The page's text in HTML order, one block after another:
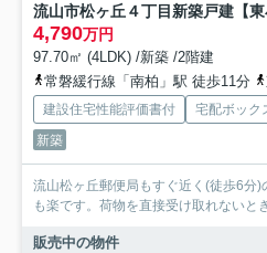
流山市松ヶ丘４丁目新築戸建【東
4,790万円
97.70㎡ (4LDK) /新築 /2階建
常磐緩行線「南柏」駅 徒歩11分
建設住宅性能評価書付 宅配ボック
新築
流山松ヶ丘郵便局もすぐ近く(徒歩6分
も楽です。荷物を直接受け取れないと
販売中の物件